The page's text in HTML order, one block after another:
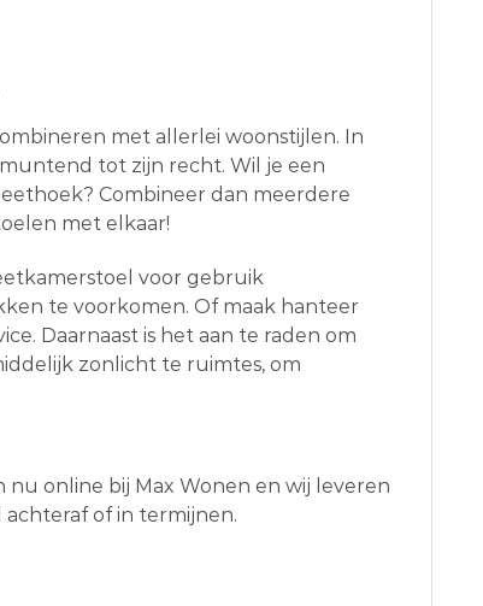
met allerlei woonstijlen. In
tot zijn recht. Wil je een
Combineer dan meerdere
met elkaar!
voor gebruik
te voorkomen. Of maak hanteer
Daarnaast is het aan te raden om
zonlicht te ruimtes, om
nu online bij Max Wonen en wij leveren
of in termijnen.